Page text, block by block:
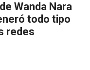
Wanda Nara
todo tipo
redes